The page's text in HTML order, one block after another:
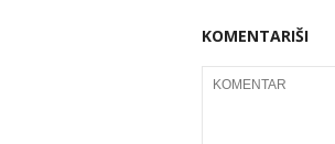
KOMENTARIŠI